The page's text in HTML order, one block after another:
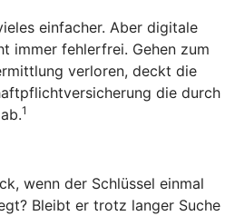
einfacher. Aber digitale
immer fehlerfrei. Gehen zum
verloren, deckt die
die durch
1
wenn der Schlüssel einmal
Bleibt er trotz langer Suche